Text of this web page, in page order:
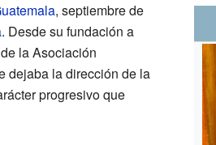
, septiembre de
. Desde su fundación a
la Asociación
dejaba la dirección de la
progresivo que